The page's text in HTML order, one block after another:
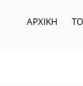
ΑΡΧΙΚΉ